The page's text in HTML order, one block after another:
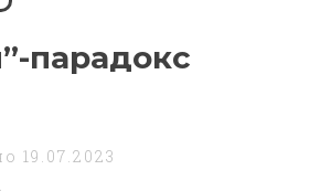
парадокс
19.07.2023